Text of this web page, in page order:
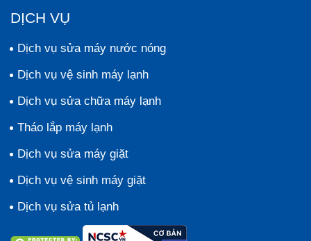
DỊCH VỤ
Dịch vụ sửa máy nước nóng
Dịch vụ vệ sinh máy lạnh
Dịch vụ sửa chữa máy lạnh
Tháo lắp máy lạnh
Dịch vụ sửa máy giặt
Dịch vụ vệ sinh máy giặt
Dịch vụ sửa tủ lạnh